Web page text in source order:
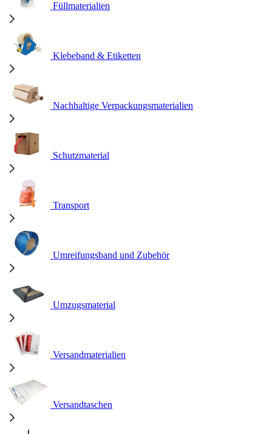
Füllmaterialien
Klebeband & Etiketten
Nachhaltige Verpackungsmaterialien
Schutzmaterial
Transport
Umreifungsband und Zubehör
Umzugsmaterial
Versandmaterialien
Versandtaschen